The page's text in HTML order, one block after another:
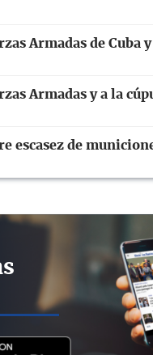
Armadas de Cuba
Armadas y a la
escasez de